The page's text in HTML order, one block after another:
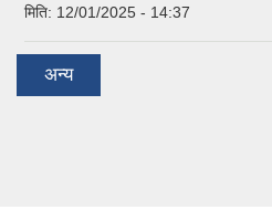
मिति: 12/01/2025 - 14:37
अन्य